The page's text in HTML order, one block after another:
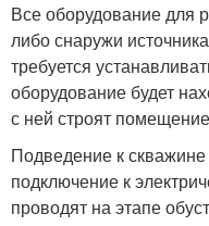
Все оборудование для
либо снаружи
требуется
оборудование будет
с ней строят
Подведение к
подключение к
проводят на этапе